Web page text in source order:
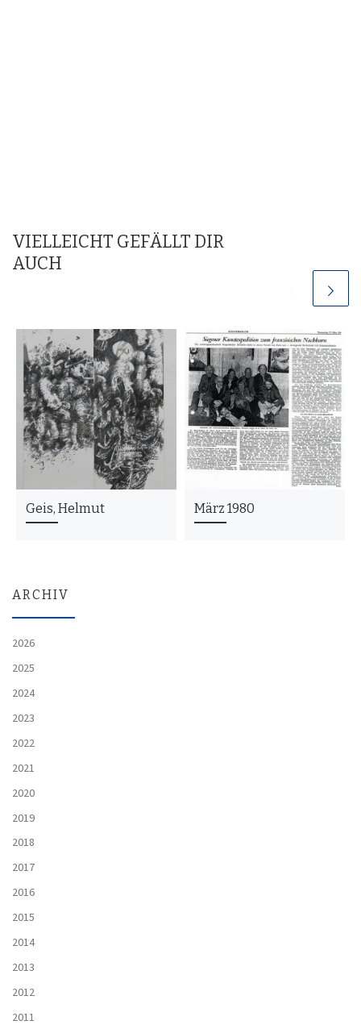
VIELLEICHT GEFÄLLT DIR
AUCH
Geis, Helmut März 1980
ARCHIV
2026
2025
2024
2023
2022
2021
2020
2019
2018
2017
2016
2015
2014
2013
2012
2011